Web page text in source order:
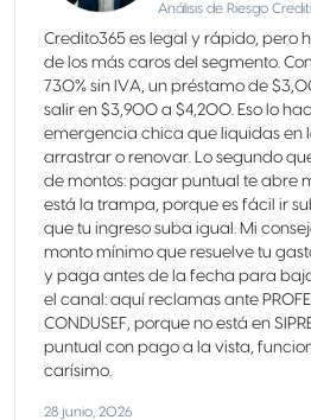
Análisis de Riesgo
Credito365 es legal y rápido, pero
de los más caros del segmento.
730% sin IVA, un préstamo de
salir en $3,900 a $4,200. Eso lo
emergencia chica que liquidas en
arrastrar o renovar. Lo segundo
de montos: pagar puntual te abre
está la trampa, porque es fácil ir
que tu ingreso suba igual. Mi
monto mínimo que resuelve tu
y paga antes de la fecha para
el canal: aquí reclamas ante
CONDUSEF, porque no está en
puntual con pago a la vista,
carísimo.
28 junio, 2026